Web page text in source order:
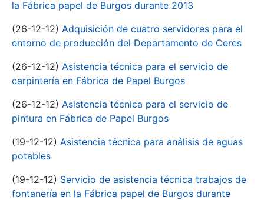
la Fábrica papel de Burgos durante 2013
(26-12-12) Adquisición de cuatro servidores para el
entorno de producción del Departamento de Ceres
(26-12-12) Asistencia técnica para el servicio de
carpintería en Fábrica de Papel Burgos
(26-12-12) Asistencia técnica para el servicio de
pintura en Fábrica de Papel Burgos
(19-12-12) Asistencia técnica para análisis de aguas
potables
(19-12-12) Servicio de asistencia técnica trabajos de
fontanería en la Fábrica papel de Burgos durante